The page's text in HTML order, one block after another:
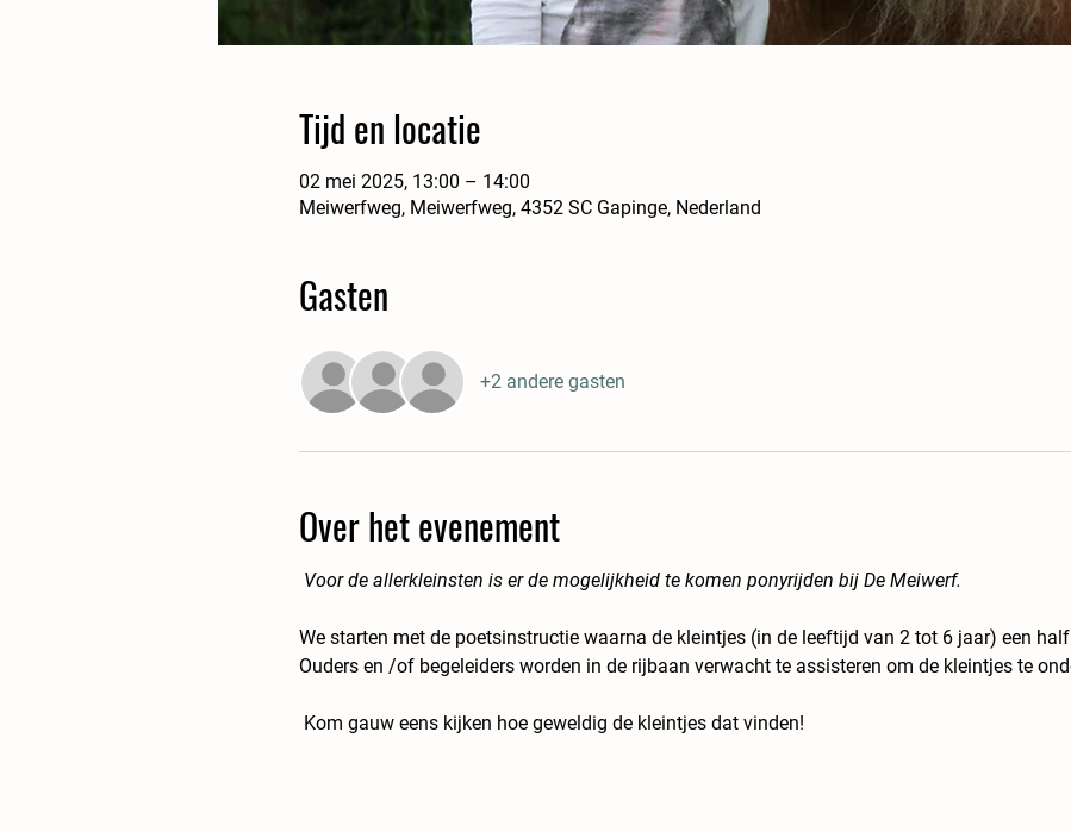
Tijd en locatie
02 mei 2025, 13:00 – 14:00
Meiwerfweg, Meiwerfweg, 4352 SC Gapinge, Nederland
Gasten
+2 andere gasten
Over het evenement
Voor de allerkleinsten is er de mogelijkheid te komen ponyrijden bij De Meiwerf.
We starten met de poetsinstructie waarna de kleintjes (in de leeftijd van 2 tot 6 jaar) een
Ouders en /of begeleiders worden in de rijbaan verwacht te assisteren om de kleintjes te
Kom gauw eens kijken hoe geweldig de kleintjes dat vinden!